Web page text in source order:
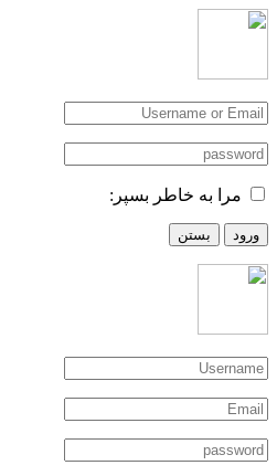
مرا به خاطر بسپر:
ورود بستن